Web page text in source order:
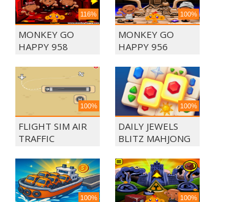
116%
MONKEY GO
HAPPY 958
100%
MONKEY GO
HAPPY 956
100%
FLIGHT SIM AIR
TRAFFIC
100%
DAILY JEWELS
BLITZ MAHJONG
100% 100%